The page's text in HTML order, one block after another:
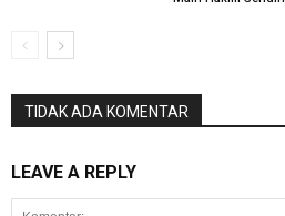
TIDAK ADA KOMENTAR
LEAVE A REPLY